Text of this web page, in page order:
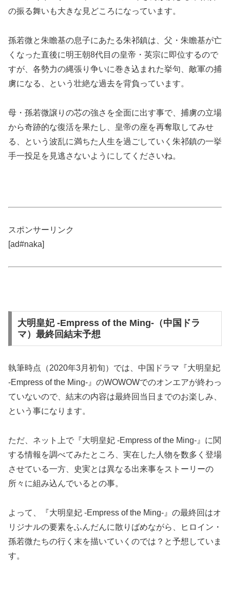
の振る舞いも大きな見どころになっています。
孫若微と朱瞻基の息子にあたる朱祁鎮は、父・朱瞻基が亡
くなった直後に明王朝8代目の皇帝・英宗に即位するので
すが、各勢力の縄張り争いに巻き込まれた挙句、敵軍の捕
虜になる、という壮絶な過去を背負っています。
母・孫若微譲りの芯の強さを全面に出す事で、捕虜の立場
から奇跡的な復活を果たし、皇帝の座を再奪取してみせ
る、という波乱に満ちた人生を過ごしていく朱祁鎮の一挙
手一投足を見逃さないようにしてくださいね。
スポンサーリンク
[ad#naka]
大明皇妃 -Empress of the Ming-（中国ドラ
マ）最終回結末予想
執筆時点（2020年3月初旬）では、中国ドラマ『大明皇妃
-Empress of the Ming-』のWOWOWでのオンエアが終わっ
ていないので、結末の内容は最終回当日までのお楽しみ、
という事になります。
ただ、ネット上で『大明皇妃 -Empress of the Ming-』に関
する情報を調べてみたところ、実在した人物を数多く登場
させている一方、史実とは異なる出来事をストーリーの
所々に組み込んでいるとの事。
よって、『大明皇妃 -Empress of the Ming-』の最終回はオ
リジナルの要素をふんだんに散りばめながら、ヒロイン・
孫若微たちの行く末を描いていくのでは？と予想していま
す。